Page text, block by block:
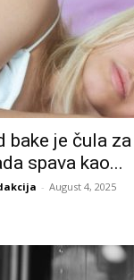
bake je čula
spava kao...
- August 4, 2025